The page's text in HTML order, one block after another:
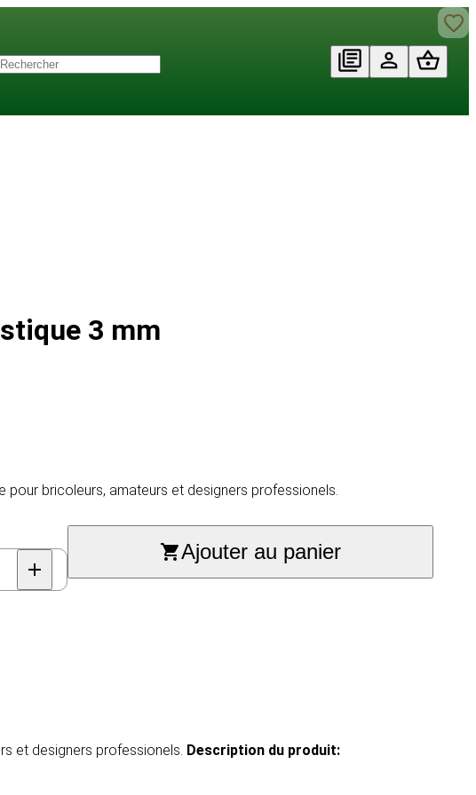
3 mm
pour bricoleurs, amateurs et designers professionels.
Ajouter au panier
et designers professionels. Description du produit​: